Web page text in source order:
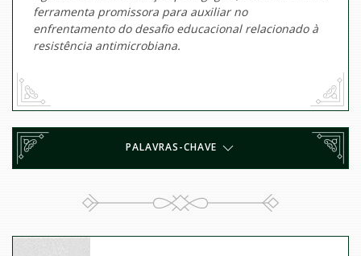
ferramenta promissora para auxiliar no
enfrentamento do desafio educacional relacionado à
resistência antimicrobiana.
PALAVRAS-CHAVE